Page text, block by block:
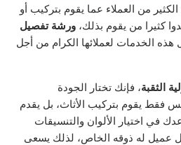
من العملاء عما يقوم بتركيب أو
كثيرا من يقوم بذلك،ورشة تفصيل
هذه الخدمات لعملائها الكرام من أجل
الثقبة، فإنك تختار الجودة
فقط يقوم بتركيب الأثاث، بل يقدم
في اختيار الألوان والتنسيقات
كل عميل له ذوقه الخاص، لذلك يسعى